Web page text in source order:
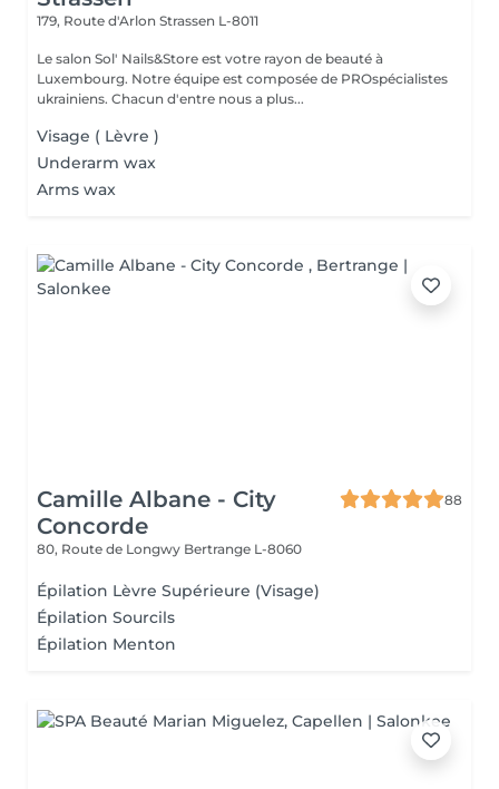
179, Route d'Arlon Strassen L-8011
Le salon Sol' Nails&Store est votre rayon de beauté à
Luxembourg. Notre équipe est composée de PROspécialistes
ukrainiens. Chacun d'entre nous a plus...
Visage ( Lèvre )
Underarm wax
Arms wax
Camille Albane - City
Concorde
88
80, Route de Longwy Bertrange L-8060
Épilation Lèvre Supérieure (Visage)
Épilation Sourcils
Épilation Menton